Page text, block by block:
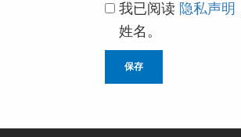
我已阅读 隐私声明
姓名。
保存